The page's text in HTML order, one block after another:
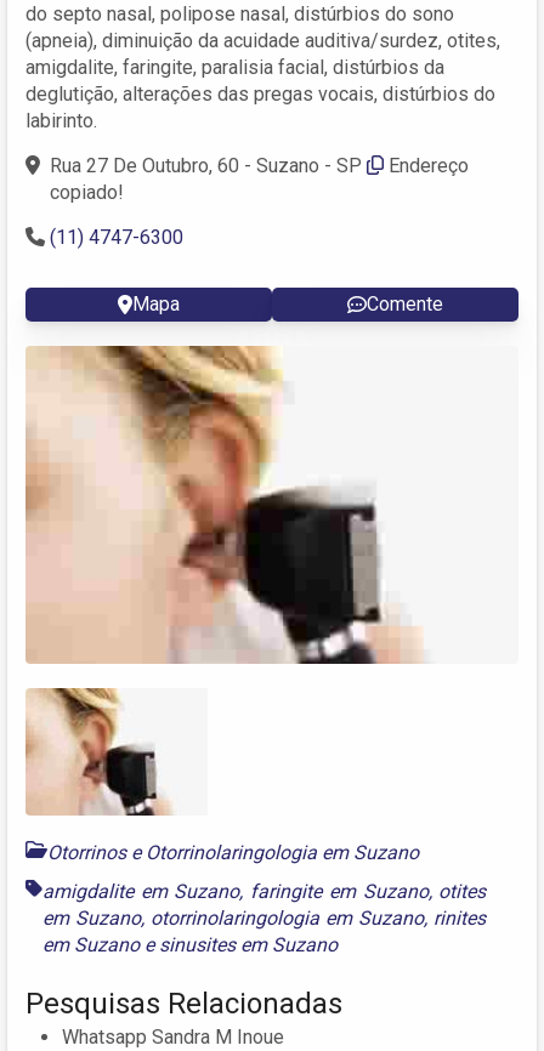
do septo nasal, polipose nasal, distúrbios do sono
(apneia), diminuição da acuidade auditiva/surdez, otites,
amigdalite, faringite, paralisia facial, distúrbios da
deglutição, alterações das pregas vocais, distúrbios do
labirinto.
Rua 27 De Outubro, 60 - Suzano - SP
Endereço
copiado!
(11) 4747-6300
Mapa Comente
Otorrinos e Otorrinolaringologia em Suzano
amigdalite em Suzano, faringite em Suzano, otites
em Suzano, otorrinolaringologia em Suzano, rinites
em Suzanoesinusites em Suzano
Pesquisas Relacionadas
Whatsapp Sandra M Inoue